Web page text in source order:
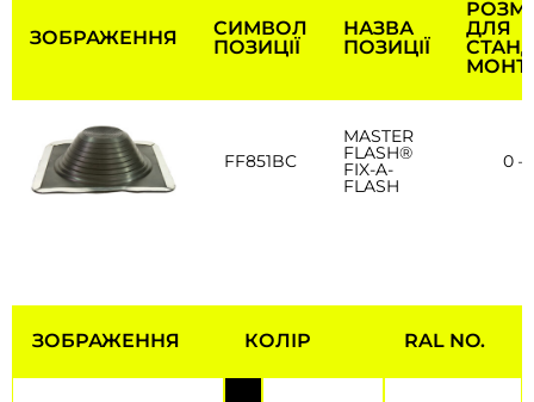
ЗОБРАЖЕННЯ
СИМВОЛ
ПОЗИЦІЇ
НАЗВА
ПОЗИЦІЇ
ДЛЯ
FF851BC
MASTER
FLASH®
FIX-A-
FLASH
0 –
ЗОБРАЖЕННЯ КОЛІР RAL NO.